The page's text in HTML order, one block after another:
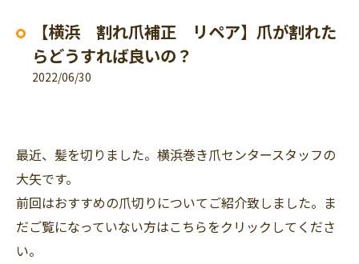
【横浜 割れ爪補正 リペア】爪が割れた
らどうすれば良いの？
2022/06/30
最近、髪を切りました。横浜巻き爪センタースタッフの
大矢です。
前回はおすすめの爪切りについてご紹介致しました。ま
だご覧になっていない方はこちらをクリックしてくださ
い。